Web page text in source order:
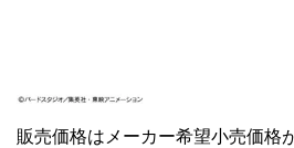
販売価格はメーカー希望小売価格